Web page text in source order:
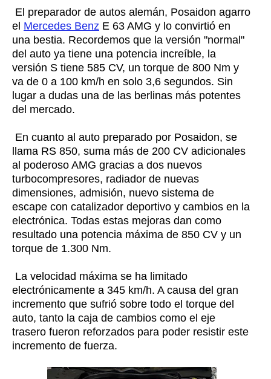
El preparador de autos alemán, Posaidon agarro
el Mercedes Benz E 63 AMG y lo convirtió en
una bestia. Recordemos que la versión "normal"
del auto ya tiene una potencia increíble, la
versión S tiene 585 CV, un torque de 800 Nm y
va de 0 a 100 km/h en solo 3,6 segundos. Sin
lugar a dudas una de las berlinas más potentes
del mercado.
En cuanto al auto preparado por Posaidon, se
llama RS 850, suma más de 200 CV adicionales
al poderoso AMG gracias a dos nuevos
turbocompresores, radiador de nuevas
dimensiones, admisión, nuevo sistema de
escape con catalizador deportivo y cambios en la
electrónica. Todas estas mejoras dan como
resultado una potencia máxima de 850 CV y un
torque de 1.300 Nm.
La velocidad máxima se ha limitado
electrónicamente a 345 km/h. A causa del gran
incremento que sufrió sobre todo el torque del
auto, tanto la caja de cambios como el eje
trasero fueron reforzados para poder resistir este
incremento de fuerza.